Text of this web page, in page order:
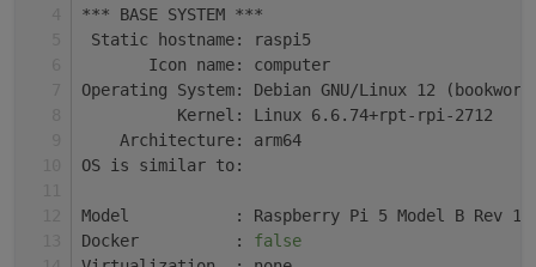
Adapter
State
system.adapter.zigbee.0                 :
Enabled adapters with
bindings
system.adapter.zigbee.0                 :
*** BASE SYSTEM ***
Static hostname: raspi5
       Icon name: computer
Operating System: Debian GNU/Linux 12
          Kernel: Linux 6.6.74+rpt-rpi-2712
    Architecture: arm64
OS is similar to:
Model		: Raspberry Pi 5 Model B Rev
Docker          : false